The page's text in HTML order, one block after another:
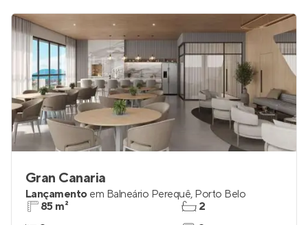
Gran Canaria
Lançamento em Balneário Perequê, Porto Belo
85 m²
2